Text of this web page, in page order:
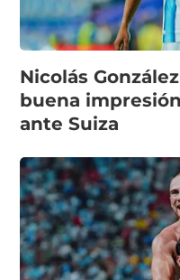
Nicolás
buena
ante Suiza